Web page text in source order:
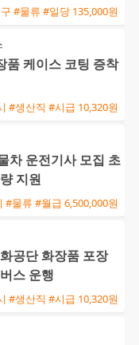
#물류 #일당 135,000원
품 케이스 코팅 증착
#생산직 #시급 10,320원
차 운전기사 모집 초
지원
#물류 #월급 6,500,000원
공단 화장품 포장
스 운행
#생산직 #시급 10,320원